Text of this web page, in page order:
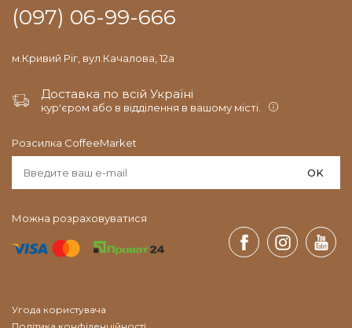
(097) 06-99-666
м.Кривий Ріг, вул.Качалова, 12а
Доставка по всій Україні
кур'єром або в відділення в вашому місті.
Розсилка CoffeeMarket
OK
Можна розраховуватися
Угода користувача